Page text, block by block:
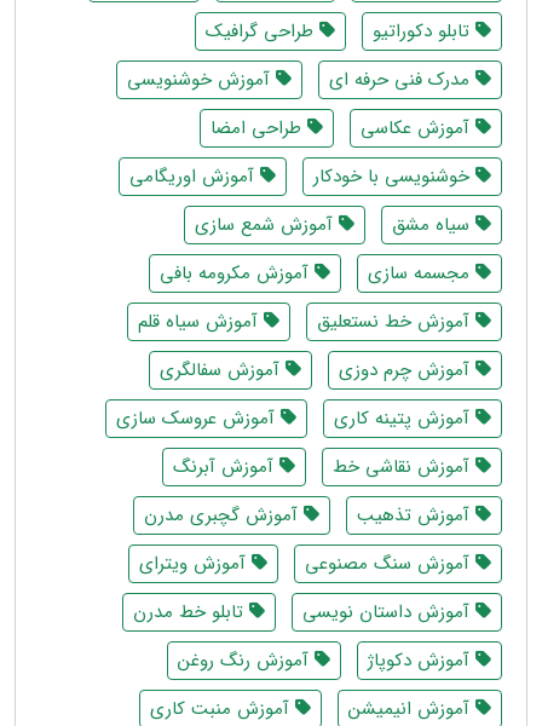
تابلو دکوراتیو
طراحی گرافیک
مدرک فنی حرفه ای
آموزش خوشنویسی
آموزش عکاسی
طراحی امضا
خوشنویسی با خودکار
آموزش اوریگامی
سیاه مشق
آموزش شمع سازی
مجسمه سازی
آموزش مکرومه بافی
آموزش خط نستعلیق
آموزش سیاه قلم
آموزش چرم دوزی
آموزش سفالگری
آموزش پتینه کاری
آموزش عروسک سازی
آموزش نقاشی خط
آموزش آبرنگ
آموزش تذهیب
آموزش گچبری مدرن
آموزش سنگ مصنوعی
آموزش ویترای
آموزش داستان نویسی
تابلو خط مدرن
آموزش دکوپاژ
آموزش رنگ روغن
آموزش انیمیشن
آموزش منبت کاری